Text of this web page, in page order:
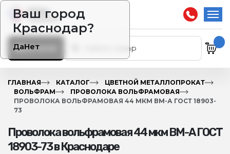
Ваш город
Краснодар?
ДаНет
Каталог
ГЛАВНАЯ КАТАЛОГ
ЦВЕТНОЙ МЕТАЛЛОПРОКАТ
ВОЛЬФРАМ
ПРОВОЛОКА ВОЛЬФРАМОВАЯ
ПРОВОЛОКА ВОЛЬФРАМОВАЯ 44 МКМ ВМ-А ГОСТ 18903-
73
Проволока вольфрамовая 44 мкм ВМ-А ГОСТ
18903-73 в Краснодаре